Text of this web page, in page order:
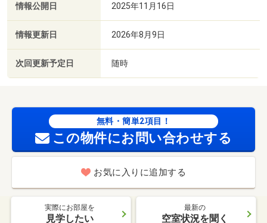
情報公開日 2025年11月16日
情報更新日 2026年8月9日
次回更新予定日 随時
無料・簡単2項目！
この物件にお問い合わせする
お気に入りに追加する
実際にお部屋を
見学したい
最新の
空室状況を聞く